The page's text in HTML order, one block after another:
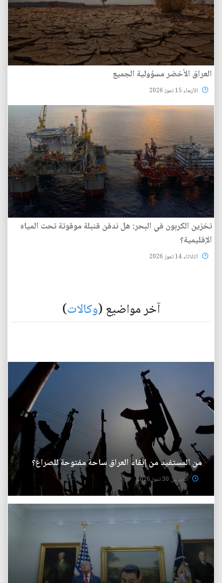
العراق الأخضر مسؤولية الجميع
الأربعاء 15 تموز 2026
تخزين الكربون في البحر: هل ندفن قنبلة موقوتة تحت المياه
الإقليمية؟
الثلاثاء 14 تموز 2026
آخر مواضيع (وكالات)
من المستفيد من إبقاء العراق ساحة مفتوحة للصراع؟
الخميس 30 تموز 2026